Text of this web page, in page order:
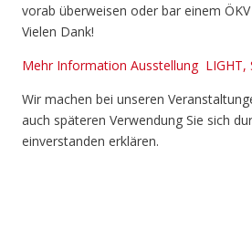
vorab überweisen oder bar einem
Vielen Dank!
Mehr Information Ausstellung LIGHT,
Wir machen bei unseren
auch späteren Verwendung Sie sich
einverstanden erklären.